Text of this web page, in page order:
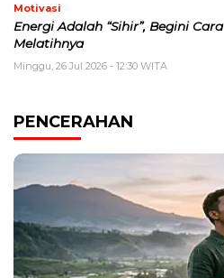
Motivasi
Energi Adalah “Sihir”, Begini Cara
Melatihnya
Minggu, 26 Jul 2026 - 12:30 WITA
PENCERAHAN